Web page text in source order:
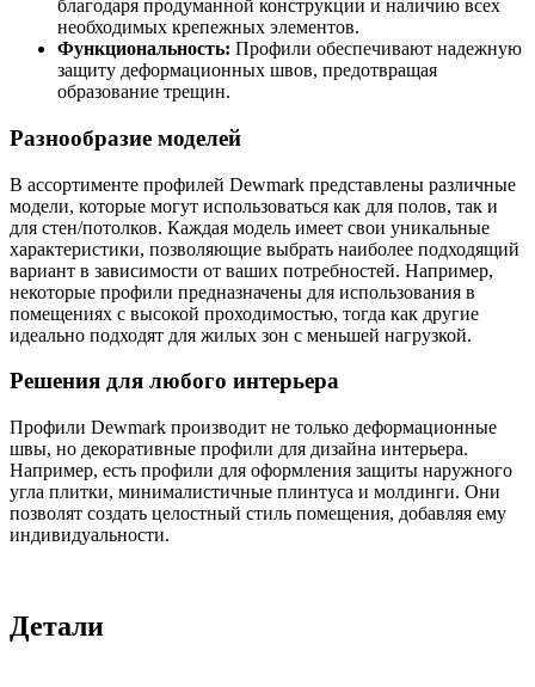
благодаря продуманной конструкции и наличию всех
необходимых крепежных элементов.
Функциональность: Профили обеспечивают надежную
защиту деформационных швов, предотвращая
образование трещин.
Разнообразие моделей
В ассортименте профилей Dewmark представлены различные
модели, которые могут использоваться как для полов, так и
для стен/потолков. Каждая модель имеет свои уникальные
характеристики, позволяющие выбрать наиболее подходящий
вариант в зависимости от ваших потребностей. Например,
некоторые профили предназначены для использования в
помещениях с высокой проходимостью, тогда как другие
идеально подходят для жилых зон с меньшей нагрузкой.
Решения для любого интерьера
Профили Dewmark производит не только деформационные
швы, но декоративные профили для дизайна интерьера.
Например, есть профили для оформления защиты наружного
угла плитки, минималистичные плинтуса и молдинги. Они
позволят создать целостный стиль помещения, добавляя ему
индивидуальности.
Детали